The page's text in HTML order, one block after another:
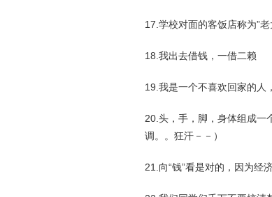
17.学校对面的客饭店称为”
18.我出去借钱，一借二赖
19.我是一个不喜欢回家的人
20.头，手，脚，身体组成一
调。。狂汗－－）
21.向“钱”看是对的，因为经